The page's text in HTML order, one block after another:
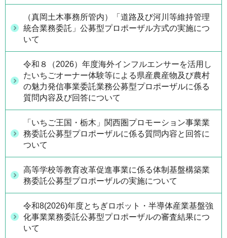
（真岡土木事務所管内）「道路及び河川等維持管理
統合業務委託」公募型プロポーザル方式の実施につ
いて
令和８（2026）年度海外インフルエンサーを活用し
たいちごオーナー体験等による県産農産物及び農村
の魅力発信事業委託業務公募型プロポーザルに係る
質問内容及び回答について
「いちご王国・栃木」関西圏プロモーション事業業
務委託公募型プロポーザルに係る質問内容と回答に
ついて
高等学校等教育改革促進事業に係る体制基盤構築業
務委託公募型プロポーザルの実施について
令和8(2026)年度とちぎロボット・半導体産業基盤強
化事業業務委託公募型プロポーザルの審査結果につ
いて